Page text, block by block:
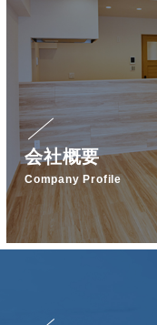
会社概要
Company Profile